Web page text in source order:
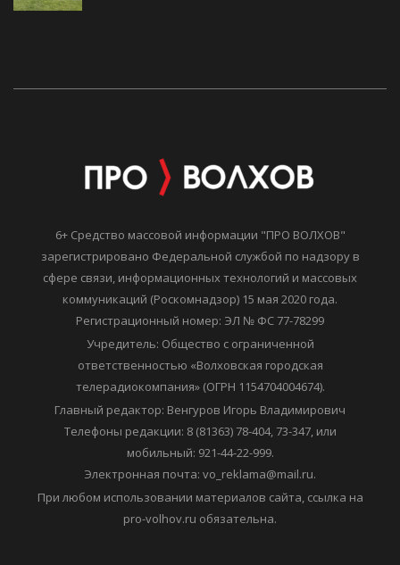
6+ Средство массовой информации "ПРО ВОЛХОВ"
зарегистрировано Федеральной службой по надзору в
сфере связи, информационных технологий и массовых
коммуникаций (Роскомнадзор) 15 мая 2020 года.
Регистрационный номер: ЭЛ № ФС 77-78299
Учредитель: Общество с ограниченной
ответственностью «Волховская городская
телерадиокомпания» (ОГРН 1154704004674).
Главный редактор: Венгуров Игорь Владимирович
Телефоны редакции: 8 (81363) 78-404, 73-347, или
мобильный: 921-44-22-999.
Электронная почта: vo_reklama@mail.ru.
При любом использовании материалов сайта, ссылка на
pro-volhov.ru обязательна.